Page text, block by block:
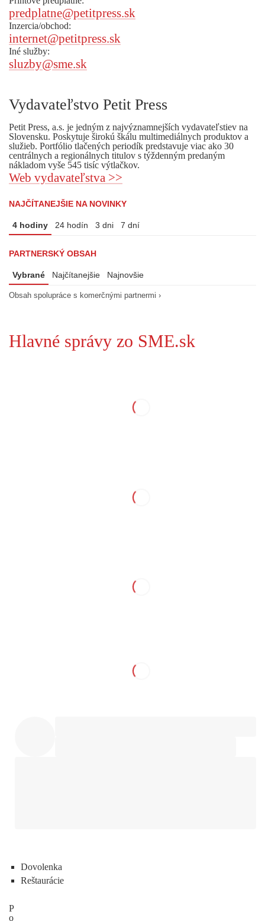
predplatne@petitpress.sk
Inzercia/obchod:
internet@petitpress.sk
Iné služby:
sluzby@sme.sk
Vydavateľstvo Petit Press
Petit Press, a.s. je jedným z najvýznamnejších vydavateľstiev na
Slovensku. Poskytuje širokú škálu multimediálnych produktov a
služieb. Portfólio tlačených periodík predstavuje viac ako 30
centrálnych a regionálnych titulov s týždenným predaným
nákladom vyše 545 tisíc výtlačkov.
Web vydavateľstva >>
NAJČÍTANEJŠIE NA NOVINKY
4 hodiny 24 hodín 3 dni 7 dní
PARTNERSKÝ OBSAH
Vybrané Najčítanejšie Najnovšie
Obsah spolupráce s komerčnými partnermi ›
Hlavné správy zo SME.sk
Dovolenka
Reštaurácie
P
o